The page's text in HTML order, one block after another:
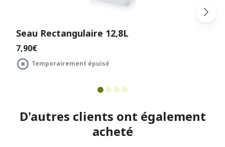
Seau Rectangulaire 12,8L
7,90€
Temporairement épuisé
D'autres clients ont également
acheté